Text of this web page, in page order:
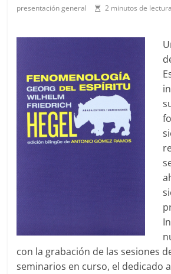
presentación general 2 minutos de lectura
con la grabación de las sesiones
seminarios en curso, el dedicado